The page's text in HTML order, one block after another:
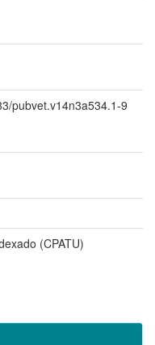
pubvet.v14n3a534.1-9
(CPATU)